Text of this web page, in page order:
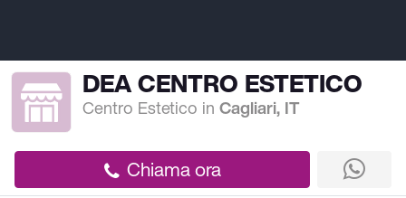
DEA CENTRO ESTETICO
Centro Estetico inCagliari, IT
Chiama ora